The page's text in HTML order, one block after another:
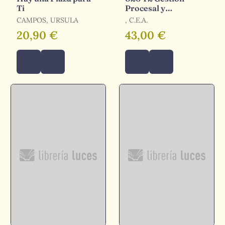
Ti
CAMPOS, URSULA
20,90 €
Procesal y
Administrativa,
Promoción Interna
, C.E.A.
43,00 €